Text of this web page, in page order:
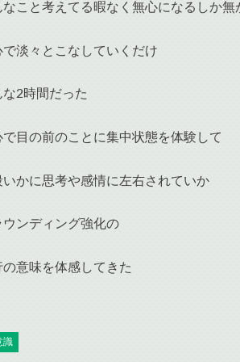
なこと考えてる暇なく無心になるしか無
で淡々とこなしていくだけ
な2時間だった
で目の前のことに集中状態を体験して
いかに思考や感情に左右されていか
ウンディング強化の
の意味を体感してきた
識